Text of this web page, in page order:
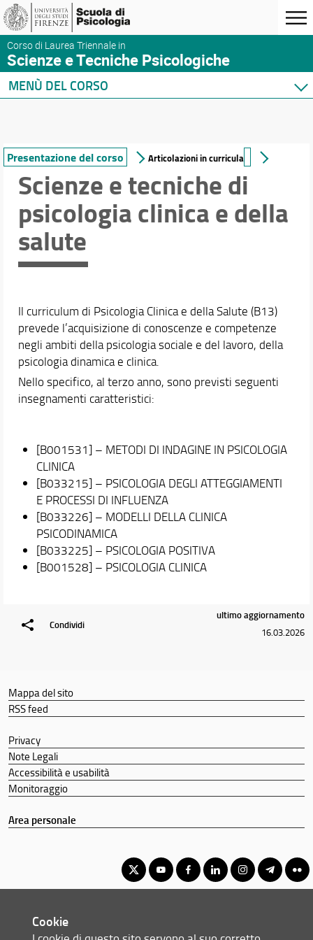
Corso di Laurea Triennale in
Scienze e Tecniche Psicologiche
MENÙ DEL CORSO
Presentazione del corso
Organizzazione
Sede e segreterie
Norme e regolamenti
Per iscriversi
Per laurearsi
Qualità del corso
Inclusione
Didattica
Docenti
Orario e calendari
Presentazione del corso Articolazioni in curricula
Scienze e tecniche di
psicologia clinica e della
salute
Il curriculum di Psicologia Clinica e della Salute (B13)
prevede l’acquisizione di conoscenze e competenze
negli ambiti della psicologia sociale e del lavoro, della
psicologia dinamica e clinica.
Nello specifico, al terzo anno, sono previsti seguenti
insegnamenti caratteristici:
[B001531] – METODI DI INDAGINE IN PSICOLOGIA
CLINICA
[B033215] – PSICOLOGIA DEGLI ATTEGGIAMENTI
E PROCESSI DI INFLUENZA
[B033226] – MODELLI DELLA CLINICA
PSICODINAMICA
[B033225] – PSICOLOGIA POSITIVA
[B001528] – PSICOLOGIA CLINICA
Condividi
ultimo aggiornamento
16.03.2026
Mappa del sito
RSS feed
Privacy
Note Legali
Accessibilità e usabilità
Monitoraggio
Area personale
© Copyright 2012-2026 Università degli Studi di Firenze UNIFI
Cookie